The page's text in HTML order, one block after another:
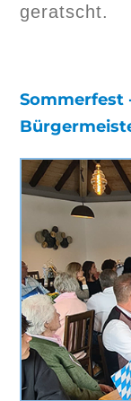
geratscht.
Sommerfest